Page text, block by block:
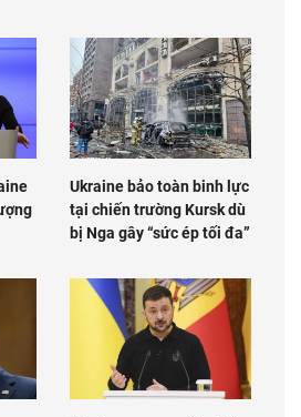
Ukraine bảo toàn binh lực
tại chiến trường Kursk dù
bị Nga gây “sức ép tối đa”